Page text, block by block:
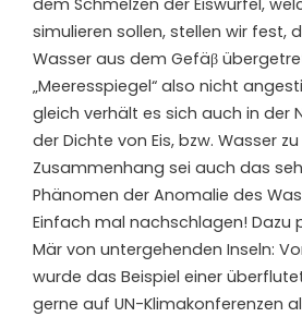
dem Schmelzen der Eiswürfel,
simulieren sollen, stellen wir fest,
Wasser aus dem Gefäβ
„Meeresspiegel“ also nicht
gleich verhält es sich auch in der
der Dichte von Eis, bzw. Wasser
Zusammenhang sei auch das
Phänomen der Anomalie des
Einfach mal nachschlagen! Dazu
Mär von untergehenden Inseln:
wurde das Beispiel einer
gerne auf UN-Klimakonferenzen